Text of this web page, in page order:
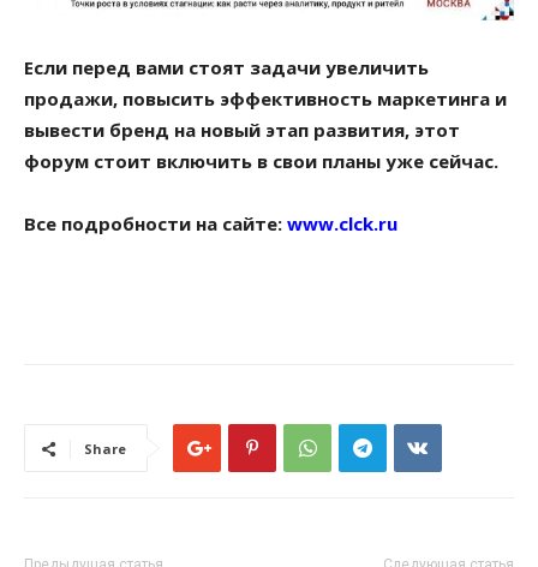
Если перед вами стоят задачи увеличить
продажи, повысить эффективность маркетинга и
вывести бренд на новый этап развития, этот
форум стоит включить в свои планы уже сейчас.
Все подробности на сайте: www.clck.ru
Share